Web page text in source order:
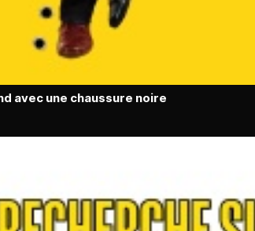
avec une chaussure noire